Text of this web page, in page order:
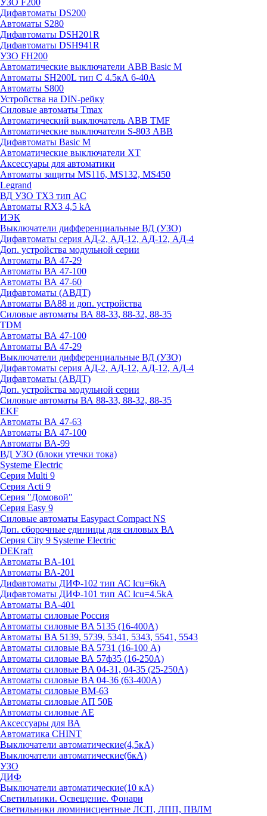
УЗО F200
Дифавтоматы DS200
Автоматы S280
Дифавтоматы DSH201R
Дифавтоматы DSH941R
УЗО FH200
Автоматические выключатели ABB Basic M
Автоматы SH200L тип С 4.5кА 6-40А
Автоматы S800
Устройства на DIN-рейку
Силовые автоматы Tmax
Автоматический выключатель ABB TMF
Автоматические выключатели S-803 АВВ
Дифавтоматы Basic M
Автоматические выключатели XT
Аксессуары для автоматики
Автоматы защиты MS116, MS132, MS450
Legrand
ВД УЗО TX3 тип АС
Автоматы RX3 4,5 kA
ИЭК
Выключатели дифференциальные ВД (УЗО)
Дифавтоматы серия АД-2, АД-12, АД-12, АД-4
Доп. устройства модульной серии
Автоматы ВА 47-29
Автоматы ВА 47-100
Автоматы ВА 47-60
Дифавтоматы (АВДТ)
Автоматы ВА88 и доп. устройства
Силовые автоматы ВА 88-33, 88-32, 88-35
TDM
Автоматы ВА 47-100
Автоматы ВА 47-29
Выключатели дифференциальные ВД (УЗО)
Дифавтоматы серия АД-2, АД-12, АД-12, АД-4
Дифавтоматы (АВДТ)
Доп. устройства модульной серии
Силовые автоматы ВА 88-33, 88-32, 88-35
EKF
Автоматы ВА 47-63
Автоматы ВА 47-100
Автоматы ВА-99
ВД УЗО (блоки утечки тока)
Systeme Electric
Серия Multi 9
Серия Acti 9
Серия "Домовой"
Серия Easy 9
Силовые автоматы Easypact Compact NS
Доп. сборочные единицы для силовых ВА
Серия City 9 Systeme Electric
DEKraft
Автоматы BA-101
Автоматы ВА-201
Дифавтоматы ДИФ-102 тип АС lcu=6kA
Дифавтоматы ДИФ-101 тип АС lcu=4.5kA
Автоматы BA-401
Автоматы силовые Россия
Автоматы силовые BA 5135 (16-400А)
Автоматы BA 5139, 5739, 5341, 5343, 5541, 5543
Автоматы силовые BA 5731 (16-100 А)
Автоматы силовые ВА 57ф35 (16-250А)
Автоматы силовые BA 04-31, 04-35 (25-250А)
Автоматы силовые BA 04-36 (63-400А)
Автоматы силовые ВМ-63
Автоматы силовые АП 50Б
Автоматы силовые АЕ
Аксессуары для ВА
Автоматика CHINT
Выключатели автоматические(4,5кА)
Выключатели автоматические(6кА)
УЗО
ДИФ
Выключатели автоматические(10 кА)
Светильники. Освещение. Фонари
Светильники люминисцентные ЛСП, ЛПП, ПВЛМ